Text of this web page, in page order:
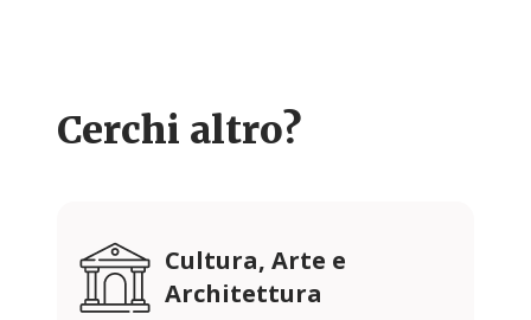
Cerchi altro?
Cultura, Arte e
Architettura